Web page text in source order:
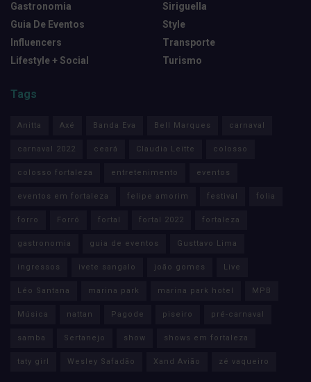
Gastronomia
Guia De Eventos
Influencers
Lifestyle + Social
Siriguella
Style
Transporte
Turismo
Tags
Anitta Axé Banda Eva Bell Marques carnaval
carnaval 2022 ceará Claudia Leitte colosso
colosso fortaleza entretenimento eventos
eventos em fortaleza felipe amorim festival folia
forro Forró fortal fortal 2022 fortaleza
gastronomia guia de eventos Gusttavo Lima
ingressos ivete sangalo joão gomes Live
Léo Santana marina park marina park hotel MPB
Música nattan Pagode piseiro pré-carnaval
samba Sertanejo show shows em fortaleza
taty girl Wesley Safadão Xand Avião zé vaqueiro